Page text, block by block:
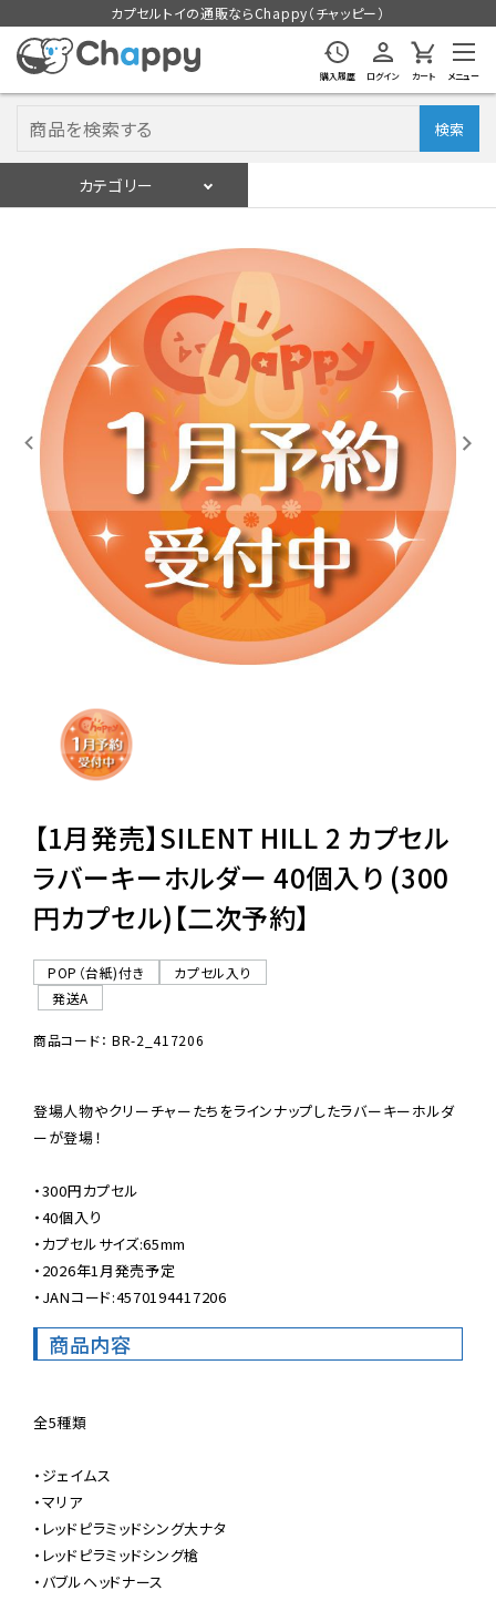
カプセルトイの通販ならChappy（チャッピー）
購入履歴 ログイン カート メニュー
検索
カテゴリー
入荷スケジュールをチェック
カプセルトイマシン本体
カプセルトイ
販促用空カプセル
レンタル
景品・玩具・文具
販促用カプセルトイ
06-6282-7659
【1月発売】SILENT HILL 2 カプセル
ラバーキーホルダー 40個入り (300
円カプセル)【二次予約】
POP（台紙)付き
カプセル入り
発送A
商品コード： BR-2_417206
登場人物やクリーチャーたちをラインナップしたラバーキーホルダ
ーが登場！
・300円カプセル
・40個入り
・カプセルサイズ:65mm
・2026年1月発売予定
・JANコード:4570194417206
商品内容
全5種類
・ジェイムス
・マリア
・レッドピラミッドシング大ナタ
・レッドピラミッドシング槍
・バブルヘッドナース